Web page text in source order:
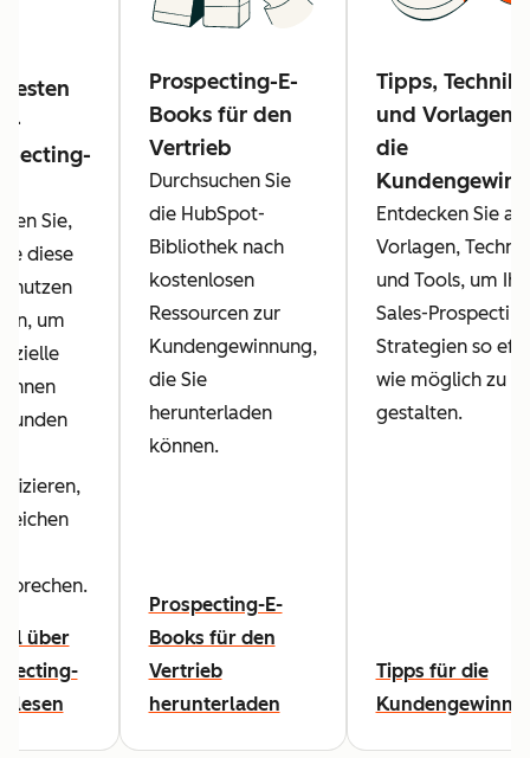
Sie,
diese
nutzen
um
über
lesen
Prospecting-E-
Books für den
Vertrieb
Durchsuchen Sie
die HubSpot-
Bibliothek nach
kostenlosen
Ressourcen zur
Kundengewinnung,
die Sie
herunterladen
können.
Prospecting-E-
Books für den
Vertrieb
herunterladen
Tipps,
und Vorlagen
die
Entdecken Sie
Vorlagen,
und Tools, um
Sales-
Strategien so
wie möglich zu
gestalten.
Tipps für die